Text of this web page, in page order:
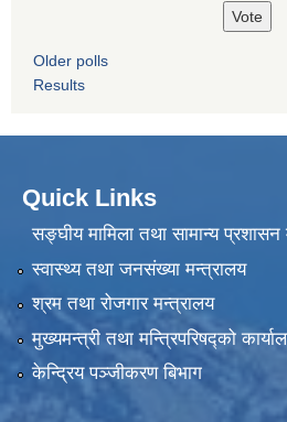
Older polls
Results
Quick Links
सङ्घीय मामिला तथा सामान्य प्रशासन
स्वास्थ्य तथा जनसंख्या मन्त्रालय
श्रम तथा रोजगार मन्त्रालय
मुख्यमन्त्री तथा मन्त्रिपरिषद्को
केन्द्रिय पञ्जीकरण बिभाग